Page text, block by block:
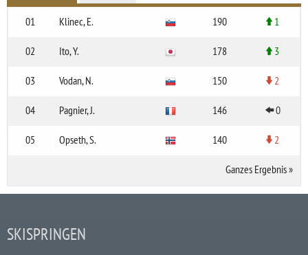
01 Klinec, E. 190 1
02 Ito, Y. 178 3
03 Vodan, N. 150 2
04 Pagnier, J. 146 0
05 Opseth, S. 140 2
Ganzes Ergebnis»
SKISPRINGEN